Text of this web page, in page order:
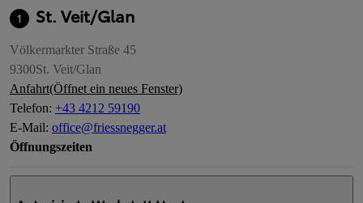
1 St. Veit/Glan
Völkermarkter Straße 45
9300St. Veit/Glan
Anfahrt(Öffnet ein neues Fenster)
Telefon: +43 4212 59190
E-Mail: office@friessnegger.at
Öffnungszeiten